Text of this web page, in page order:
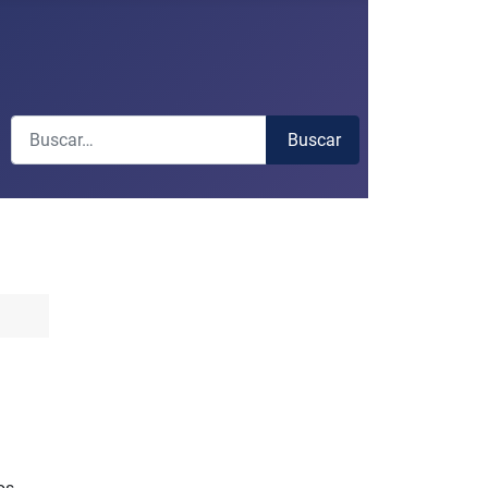
Buscar
Buscar